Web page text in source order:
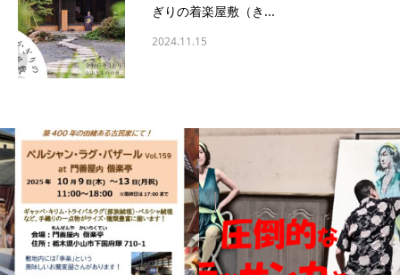
ぎりの着楽屋敷（き...
2024.11.15